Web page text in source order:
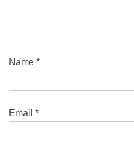
Name *
Email *